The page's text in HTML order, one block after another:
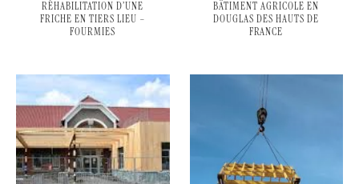
RÉHABILITATION D’UNE
FRICHE EN TIERS LIEU –
FOURMIES
BÂTIMENT AGRICOLE EN
DOUGLAS DES HAUTS DE
FRANCE